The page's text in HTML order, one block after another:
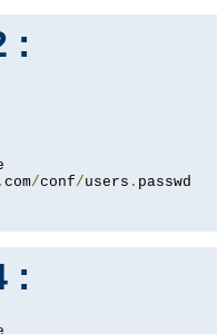
:
. com/conf/users .
: